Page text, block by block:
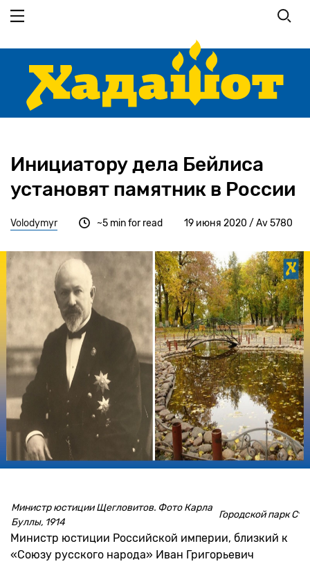
основному
Инициатору дела Бейлиса
установят памятник в России
Volodymyr 19 июня 2020 / Av 5780
~5 min for read
Министр юстиции Щегловитов. Фото Карла
Буллы, 1914
Городской парк
Министр юстиции Российской империи, близкий к
«Союзу русского народа» Иван Григорьевич